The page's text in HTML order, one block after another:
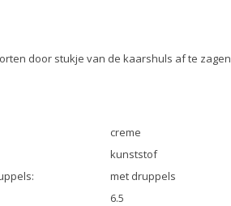
door stukje van de kaarshuls af te zagen
creme
kunststof
met druppels
6.5